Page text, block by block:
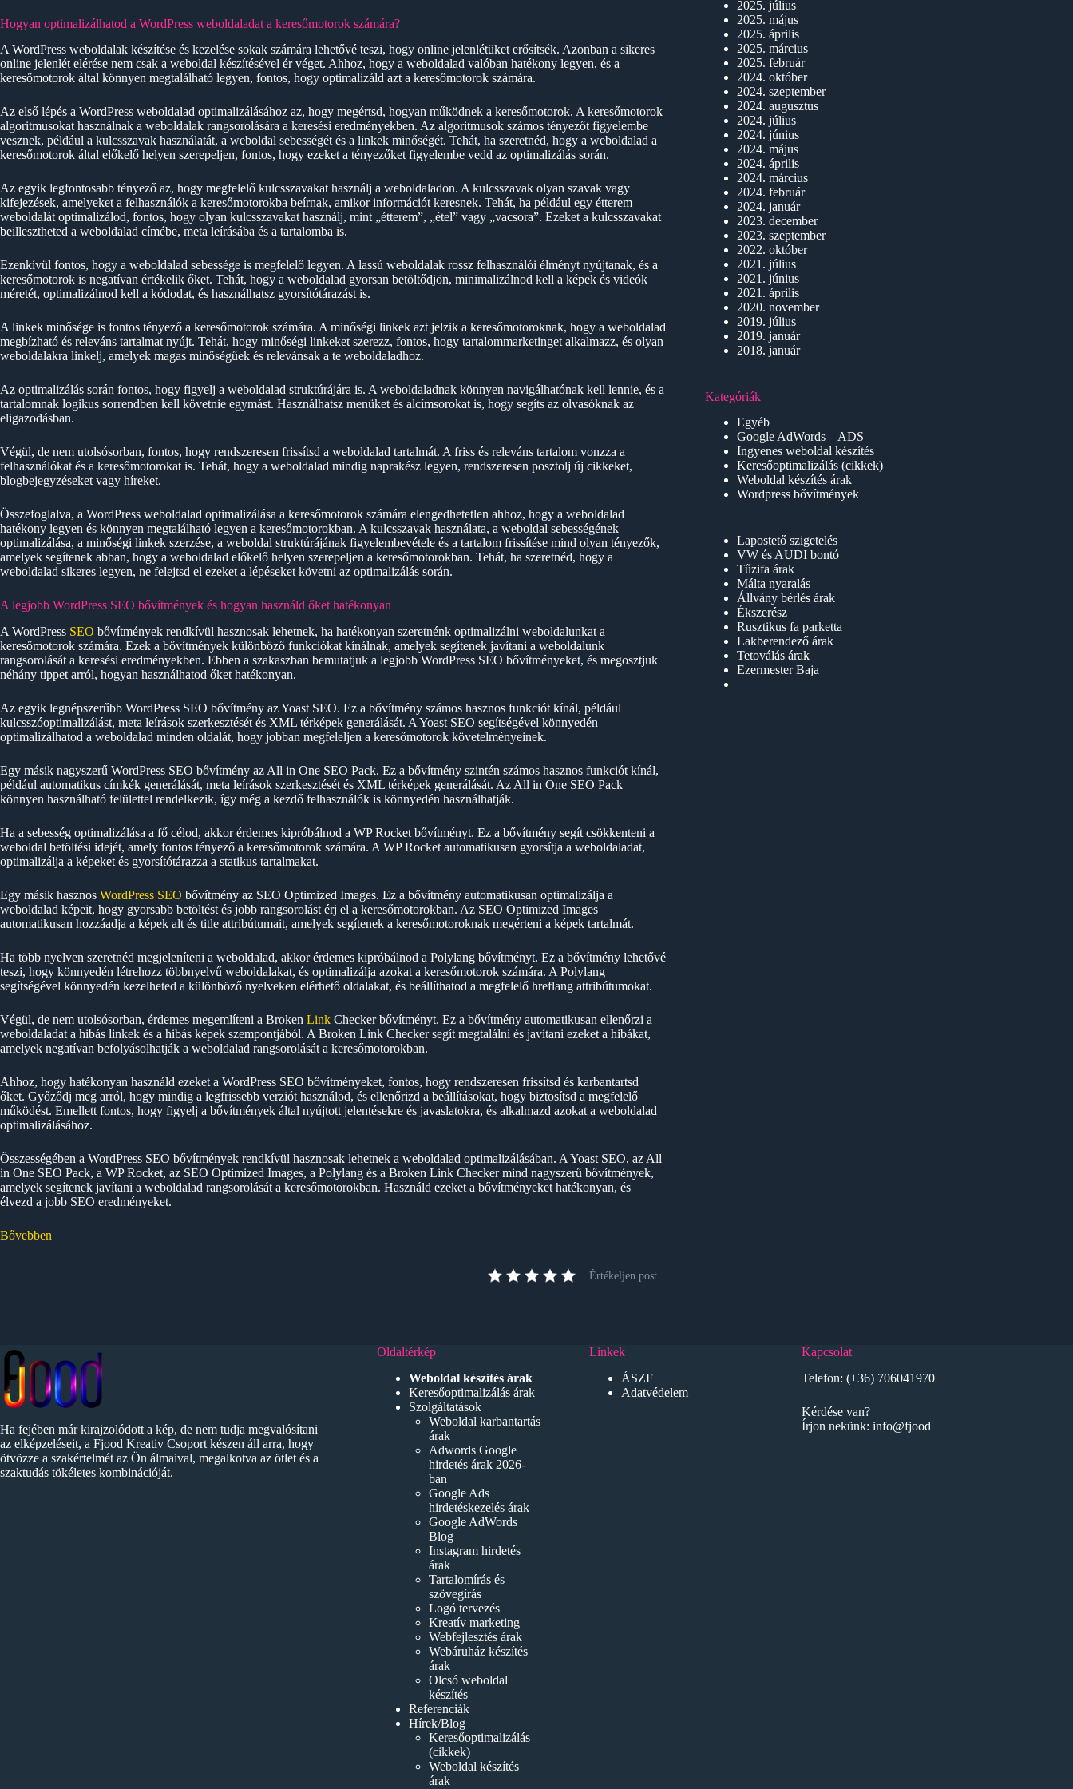
Hogyan optimalizálhatod a WordPress weboldaladat a keresőmotorok számára?
A WordPress weboldalak készítése és kezelése sokak számára lehetővé teszi, hogy online jelenlétüket erősítsék. Azonban a sikeres
online jelenlét elérése nem csak a weboldal készítésével ér véget. Ahhoz, hogy a weboldalad valóban hatékony legyen, és a
keresőmotorok által könnyen megtalálható legyen, fontos, hogy optimalizáld azt a keresőmotorok számára.
Az első lépés a WordPress weboldalad optimalizálásához az, hogy megértsd, hogyan működnek a keresőmotorok. A keresőmotorok
algoritmusokat használnak a weboldalak rangsorolására a keresési eredményekben. Az algoritmusok számos tényezőt figyelembe
vesznek, például a kulcsszavak használatát, a weboldal sebességét és a linkek minőségét. Tehát, ha szeretnéd, hogy a weboldalad a
keresőmotorok által előkelő helyen szerepeljen, fontos, hogy ezeket a tényezőket figyelembe vedd az optimalizálás során.
Az egyik legfontosabb tényező az, hogy megfelelő kulcsszavakat használj a weboldaladon. A kulcsszavak olyan szavak vagy
kifejezések, amelyeket a felhasználók a keresőmotorokba beírnak, amikor információt keresnek. Tehát, ha például egy étterem
weboldalát optimalizálod, fontos, hogy olyan kulcsszavakat használj, mint „étterem”, „étel” vagy „vacsora”. Ezeket a kulcsszavakat
beillesztheted a weboldalad címébe, meta leírásába és a tartalomba is.
Ezenkívül fontos, hogy a weboldalad sebessége is megfelelő legyen. A lassú weboldalak rossz felhasználói élményt nyújtanak, és a
keresőmotorok is negatívan értékelik őket. Tehát, hogy a weboldalad gyorsan betöltődjön, minimalizálnod kell a képek és videók
méretét, optimalizálnod kell a kódodat, és használhatsz gyorsítótárazást is.
A linkek minősége is fontos tényező a keresőmotorok számára. A minőségi linkek azt jelzik a keresőmotoroknak, hogy a weboldalad
megbízható és releváns tartalmat nyújt. Tehát, hogy minőségi linkeket szerezz, fontos, hogy tartalommarketinget alkalmazz, és olyan
weboldalakra linkelj, amelyek magas minőségűek és relevánsak a te weboldaladhoz.
Az optimalizálás során fontos, hogy figyelj a weboldalad struktúrájára is. A weboldaladnak könnyen navigálhatónak kell lennie, és a
tartalomnak logikus sorrendben kell követnie egymást. Használhatsz menüket és alcímsorokat is, hogy segíts az olvasóknak az
eligazodásban.
Végül, de nem utolsósorban, fontos, hogy rendszeresen frissítsd a weboldalad tartalmát. A friss és releváns tartalom vonzza a
felhasználókat és a keresőmotorokat is. Tehát, hogy a weboldalad mindig naprakész legyen, rendszeresen posztolj új cikkeket,
blogbejegyzéseket vagy híreket.
Összefoglalva, a WordPress weboldalad optimalizálása a keresőmotorok számára elengedhetetlen ahhoz, hogy a weboldalad
hatékony legyen és könnyen megtalálható legyen a keresőmotorokban. A kulcsszavak használata, a weboldal sebességének
optimalizálása, a minőségi linkek szerzése, a weboldal struktúrájának figyelembevétele és a tartalom frissítése mind olyan tényezők,
amelyek segítenek abban, hogy a weboldalad előkelő helyen szerepeljen a keresőmotorokban. Tehát, ha szeretnéd, hogy a
weboldalad sikeres legyen, ne felejtsd el ezeket a lépéseket követni az optimalizálás során.
A legjobb WordPress SEO bővítmények és hogyan használd őket hatékonyan
A WordPress SEO bővítmények rendkívül hasznosak lehetnek, ha hatékonyan szeretnénk optimalizálni weboldalunkat a
keresőmotorok számára. Ezek a bővítmények különböző funkciókat kínálnak, amelyek segítenek javítani a weboldalunk
rangsorolását a keresési eredményekben. Ebben a szakaszban bemutatjuk a legjobb WordPress SEO bővítményeket, és megosztjuk
néhány tippet arról, hogyan használhatod őket hatékonyan.
Az egyik legnépszerűbb WordPress SEO bővítmény az Yoast SEO. Ez a bővítmény számos hasznos funkciót kínál, például
kulcsszóoptimalizálást, meta leírások szerkesztését és XML térképek generálását. A Yoast SEO segítségével könnyedén
optimalizálhatod a weboldalad minden oldalát, hogy jobban megfeleljen a keresőmotorok követelményeinek.
Egy másik nagyszerű WordPress SEO bővítmény az All in One SEO Pack. Ez a bővítmény szintén számos hasznos funkciót kínál,
például automatikus címkék generálását, meta leírások szerkesztését és XML térképek generálását. Az All in One SEO Pack
könnyen használható felülettel rendelkezik, így még a kezdő felhasználók is könnyedén használhatják.
Ha a sebesség optimalizálása a fő célod, akkor érdemes kipróbálnod a WP Rocket bővítményt. Ez a bővítmény segít csökkenteni a
weboldal betöltési idejét, amely fontos tényező a keresőmotorok számára. A WP Rocket automatikusan gyorsítja a weboldaladat,
optimalizálja a képeket és gyorsítótárazza a statikus tartalmakat.
Egy másik hasznos WordPress SEO bővítmény az SEO Optimized Images. Ez a bővítmény automatikusan optimalizálja a
weboldalad képeit, hogy gyorsabb betöltést és jobb rangsorolást érj el a keresőmotorokban. Az SEO Optimized Images
automatikusan hozzáadja a képek alt és title attribútumait, amelyek segítenek a keresőmotoroknak megérteni a képek tartalmát.
Ha több nyelven szeretnéd megjeleníteni a weboldalad, akkor érdemes kipróbálnod a Polylang bővítményt. Ez a bővítmény lehetővé
teszi, hogy könnyedén létrehozz többnyelvű weboldalakat, és optimalizálja azokat a keresőmotorok számára. A Polylang
segítségével könnyedén kezelheted a különböző nyelveken elérhető oldalakat, és beállíthatod a megfelelő hreflang attribútumokat.
Végül, de nem utolsósorban, érdemes megemlíteni a Broken Link Checker bővítményt. Ez a bővítmény automatikusan ellenőrzi a
weboldaladat a hibás linkek és a hibás képek szempontjából. A Broken Link Checker segít megtalálni és javítani ezeket a hibákat,
amelyek negatívan befolyásolhatják a weboldalad rangsorolását a keresőmotorokban.
Ahhoz, hogy hatékonyan használd ezeket a WordPress SEO bővítményeket, fontos, hogy rendszeresen frissítsd és karbantartsd
őket. Győződj meg arról, hogy mindig a legfrissebb verziót használod, és ellenőrizd a beállításokat, hogy biztosítsd a megfelelő
működést. Emellett fontos, hogy figyelj a bővítmények által nyújtott jelentésekre és javaslatokra, és alkalmazd azokat a weboldalad
optimalizálásához.
Összességében a WordPress SEO bővítmények rendkívül hasznosak lehetnek a weboldalad optimalizálásában. A Yoast SEO, az All
in One SEO Pack, a WP Rocket, az SEO Optimized Images, a Polylang és a Broken Link Checker mind nagyszerű bővítmények,
amelyek segítenek javítani a weboldalad rangsorolását a keresőmotorokban. Használd ezeket a bővítményeket hatékonyan, és
élvezd a jobb SEO eredményeket.
Bővebben
Értékeljen post
2025. július
2025. május
2025. április
2025. március
2025. február
2024. október
2024. szeptember
2024. augusztus
2024. július
2024. június
2024. május
2024. április
2024. március
2024. február
2024. január
2023. december
2023. szeptember
2022. október
2021. július
2021. június
2021. április
2020. november
2019. július
2019. január
2018. január
Kategóriák
Egyéb
Google AdWords – ADS
Ingyenes weboldal készítés
Keresőoptimalizálás (cikkek)
Weboldal készítés árak
Wordpress bővítmények
Lapostető szigetelés
VW és AUDI bontó
Tűzifa árak
Málta nyaralás
Állvány bérlés árak
Ékszerész
Rusztikus fa parketta
Lakberendező árak
Tetoválás árak
Ezermester Baja
Ha fejében már kirajzolódott a kép, de nem tudja megvalósítani
az elképzeléseit, a Fjood Kreativ Csoport készen áll arra, hogy
ötvözze a szakértelmét az Ön álmaival, megalkotva az ötlet és a
szaktudás tökéletes kombinációját.
Oldaltérkép
Weboldal készítés árak
Keresőoptimalizálás árak
Szolgáltatások
Weboldal karbantartás
árak
Adwords Google
hirdetés árak 2026-
ban
Google Ads
hirdetéskezelés árak
Google AdWords
Blog
Instagram hirdetés
árak
Tartalomírás és
szövegírás
Logó tervezés
Kreatív marketing
Webfejlesztés árak
Webáruház készítés
árak
Olcsó weboldal
készítés
Referenciák
Hírek/Blog
Keresőoptimalizálás
(cikkek)
Weboldal készítés
árak
Linkek
ÁSZF
Adatvédelem
Kapcsolat
Telefon: (+36) 706041970
Kérdése van?
Írjon nekünk: info@fjood